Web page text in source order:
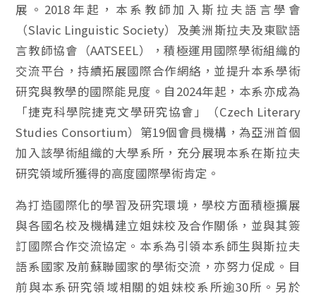
展。2018年起，本系教師加入斯拉夫語言學會
（Slavic Linguistic Society）及美洲斯拉夫及東歐語
言教師協會（AATSEEL），積極運用國際學術組織的
交流平台，持續拓展國際合作網絡，並提升本系學術
研究與教學的國際能見度。自2024年起，本系亦成為
「捷克科學院捷克文學研究協會」（Czech Literary
Studies Consortium）第19個會員機構，為亞洲首個
加入該學術組織的大學系所，充分展現本系在斯拉夫
研究領域所獲得的高度國際學術肯定。
為打造國際化的學習及研究環境，學校方面積極擴展
與各國名校及機構建立姐妹校及合作關係，並與其簽
訂國際合作交流協定。本系為引領本系師生與斯拉夫
語系國家及前蘇聯國家的學術交流，亦努力促成。目
前與本系研究領域相關的姐妹校系所逾30所。另於